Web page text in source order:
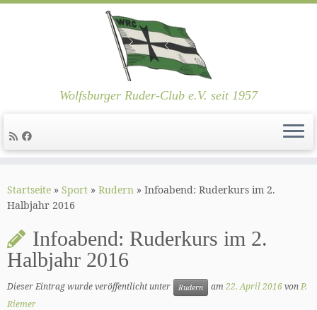
Inhalt
springen
Wolfsburger Ruder-Club e.V. seit 1957
Startseite » Sport » Rudern » Infoabend: Ruderkurs im 2.
Halbjahr 2016
Infoabend: Ruderkurs im 2.
Halbjahr 2016
Dieser Eintrag wurde veröffentlicht unter Rudern am22. April 2016vonP.
Riemer